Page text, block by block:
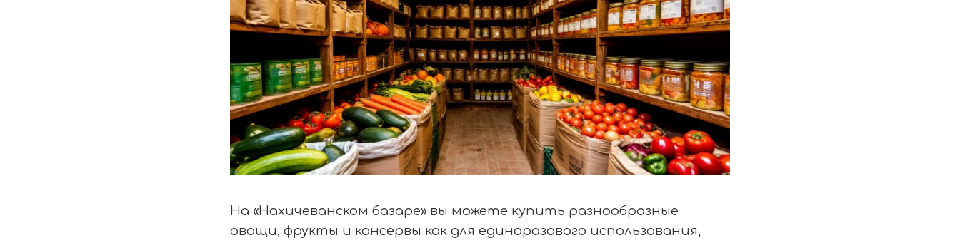
На «Нахичеванском базаре» вы можете купить разнообразные
овощи, фрукты и консервы как для единоразового использования,